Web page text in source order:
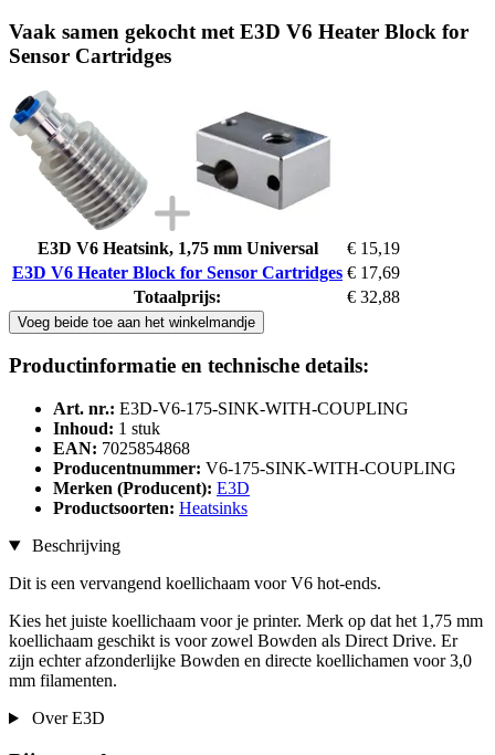
Vaak samen gekocht met E3D V6 Heater Block for
Sensor Cartridges
E3D V6 Heatsink, 1,75 mm Universal
€ 15,19
E3D V6 Heater Block for Sensor Cartridges € 17,69
Totaalprijs:
€ 32,88
Voeg beide toe aan het winkelmandje
Productinformatie en technische details:
Art. nr.: E3D-V6-175-SINK-WITH-COUPLING
Inhoud: 1 stuk
EAN: 7025854868
Producentnummer: V6-175-SINK-WITH-COUPLING
Merken (Producent): E3D
Productsoorten: Heatsinks
Beschrijving
Dit is een vervangend koellichaam voor V6 hot-ends.
Kies het juiste koellichaam voor je printer. Merk op dat het 1,75 mm
koellichaam geschikt is voor zowel Bowden als Direct Drive. Er
zijn echter afzonderlijke Bowden en directe koellichamen voor 3,0
mm filamenten.
Over E3D